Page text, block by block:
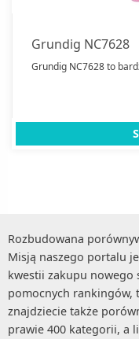
Elektroniczne Nianie
Frezarki do paznokci
Baterie wannowe i
Kamery IP
Akcesoria do
Wideodomofony
Klimatyzatory
Klimatyzatory ścienne
Kompakty WC
Grundig NC7628
Grundig NC7628 to
Rozbudowana
Misją naszego portalu
kwestii zakupu nowego
pomocnych rankingów,
znajdziecie także
prawie 400 kategorii, a